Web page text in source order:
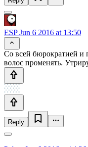
ESPJun 6 2016 at 13:50
Со всей бюрократией и
волос променять.
Reply